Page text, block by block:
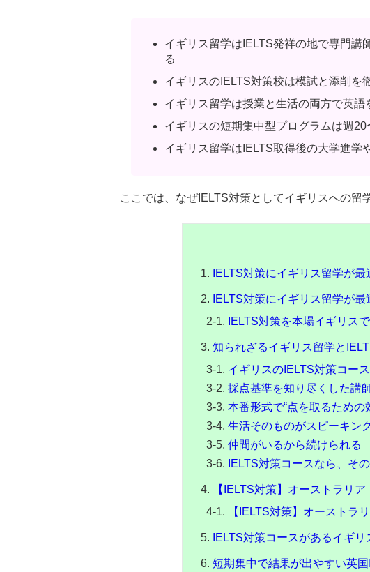
イギリス留学はIELTS発祥の地で専門講
る
イギリスのIELTS対策校は模試と添削を
イギリス留学は授業と生活の両方で英
イギリスの短期集中型プログラムは週
イギリス留学はIELTS取得後の大学進学
ここでは、なぜIELTS対策としてイギリスへの留
IELTS対策にイギリス留学が
IELTS対策にイギリス留学が最
IELTS対策を本場イギリス
知られざるイギリス留学と
イギリスのIELTS対策コー
採点基準を知り尽くした講
本番形式で“点を取るための
生活そのものがスピーキン
仲間がいるから続けられる
IELTS対策コースなら、そ
【IELTS対策】オーストラリ
【IELTS対策】オーストラ
IELTS対策コースがあるイギ
短期集中で結果が出やすい英